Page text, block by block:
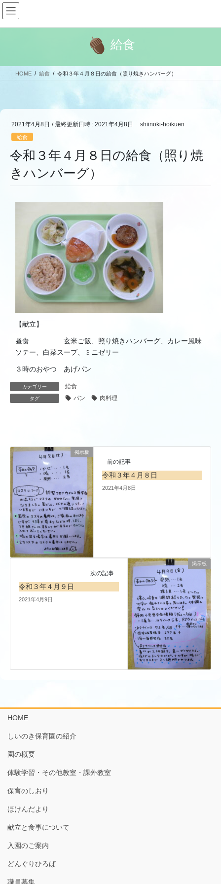
コ
ン
ス
ナ
ビ
ン
給食
HOME 給食 令和３年４月８日の給食（照り焼きハンバーグ）
2021年4月8日 / 最終更新日時 : 2021年4月8日 shiinoki-hoikuen
給食
令和３年４月８日の給食（照り焼
きハンバーグ）
【献立】
昼食 玄米ご飯、照り焼きハンバーグ、カレー風味
ソテー、白菜スープ、ミニゼリー
３時のおやつ あげパン
カテゴリー 給食
タグ パン 肉料理
掲示板
前の記事
令和３年４月８日
2021年4月8日
掲示板
次の記事
令和３年４月９日
2021年4月9日
HOME
しいのき保育園の紹介
園の概要
体験学習・その他教室・課外教室
保育のしおり
ほけんだより
献立と食事について
入園のご案内
どんぐりひろば
職員募集